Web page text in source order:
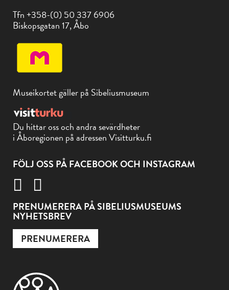
Tfn +358-(0) 50 337 6906
Biskopsgatan 17, Åbo
Museikortet gäller på Sibeliusmuseum
Du hittar oss och andra sevärdheter
i Åboregionen på adressen Visitturku.fi
FÖLJ OSS PÅ FACEBOOK OCH INSTAGRAM
PRENUMERERA PÅ SIBELIUSMUSEUMS
NYHETSBREV
PRENUMERERA